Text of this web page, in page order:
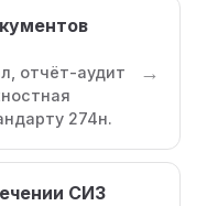
отчёт-аудит
274н.
→
СИЗ